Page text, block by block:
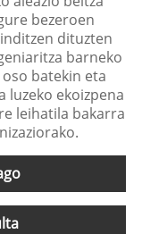
bezeroen
dituzten
barneko
batekin eta
luzeko ekoizpena
leihatila bakarra